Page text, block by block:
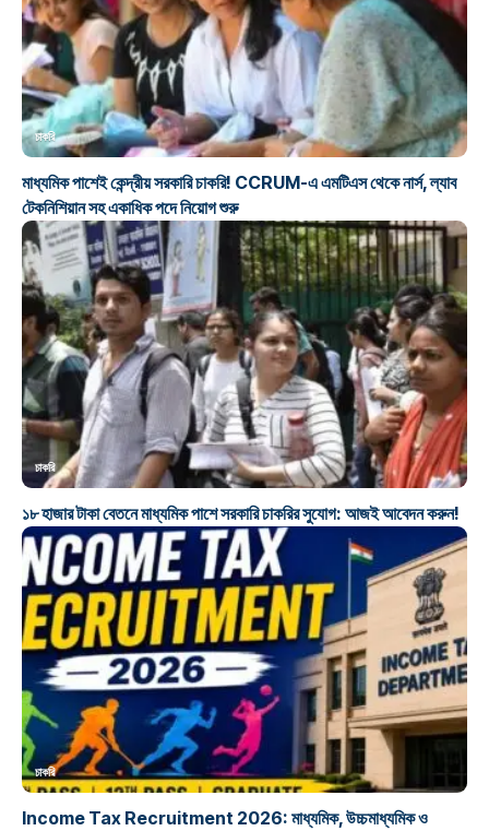
চাকরি
মাধ্যমিক পাশেই কেন্দ্রীয় সরকারি চাকরি! CCRUM-এ এমটিএস থেকে নার্স, ল্যাব
টেকনিশিয়ান সহ একাধিক পদে নিয়োগ শুরু
চাকরি
১৮ হাজার টাকা বেতনে মাধ্যমিক পাশে সরকারি চাকরির সুযোগ: আজই আবেদন করুন!
চাকরি
Income Tax Recruitment 2026: মাধ্যমিক, উচ্চমাধ্যমিক ও